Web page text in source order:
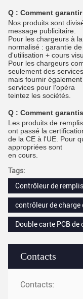
Contacts
Contacts:
Q : Comment
Nos produits sont
message publicitaire.
Pour les chargeurs à
normalisé : garantie
d'utilisation + cours
Pour les chargeurs
seulement des
mais fournir
services pour l'opéra
teintez les sociétés.
Q : Comment
Les produits de
ont passé la
de la CE à l'UE. Pour
appropriées sont
en cours.
Tags:
Contrôleur de
contrôleur de charge
Double carte PCB